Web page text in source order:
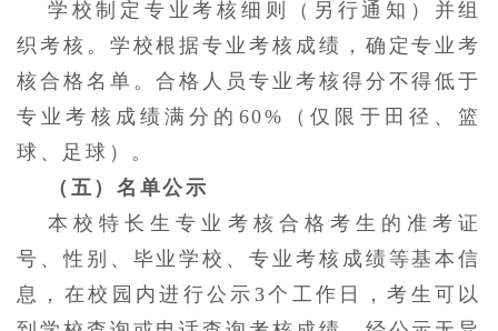
学校制定专业考核细则（另行通知）并组
织考核。学校根据专业考核成绩，确定专业考
核合格名单。合格人员专业考核得分不得低于
专业考核成绩满分的 60%（仅限于田径、篮
球、足球）。
（五）名单公示
本校特长生专业考核合格考生的准考证
号、性别、毕业学校、专业考核成绩等基本信
息，在校园内进行公示 3个工作日，考生可以